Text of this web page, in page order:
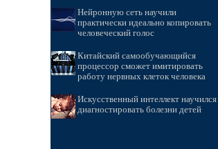
Нейронную сеть научили
практически идеально копировать
человеческий голос
Китайский самообучающийся
процессор сможет имитировать
работу нервных клеток человека
Искусственный интеллект научился
диагностировать болезни детей